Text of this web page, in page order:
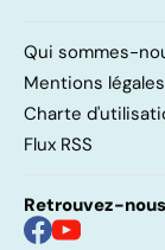
Qui sommes-
Mentions légales
Charte
Flux RSS
Retrouvez-